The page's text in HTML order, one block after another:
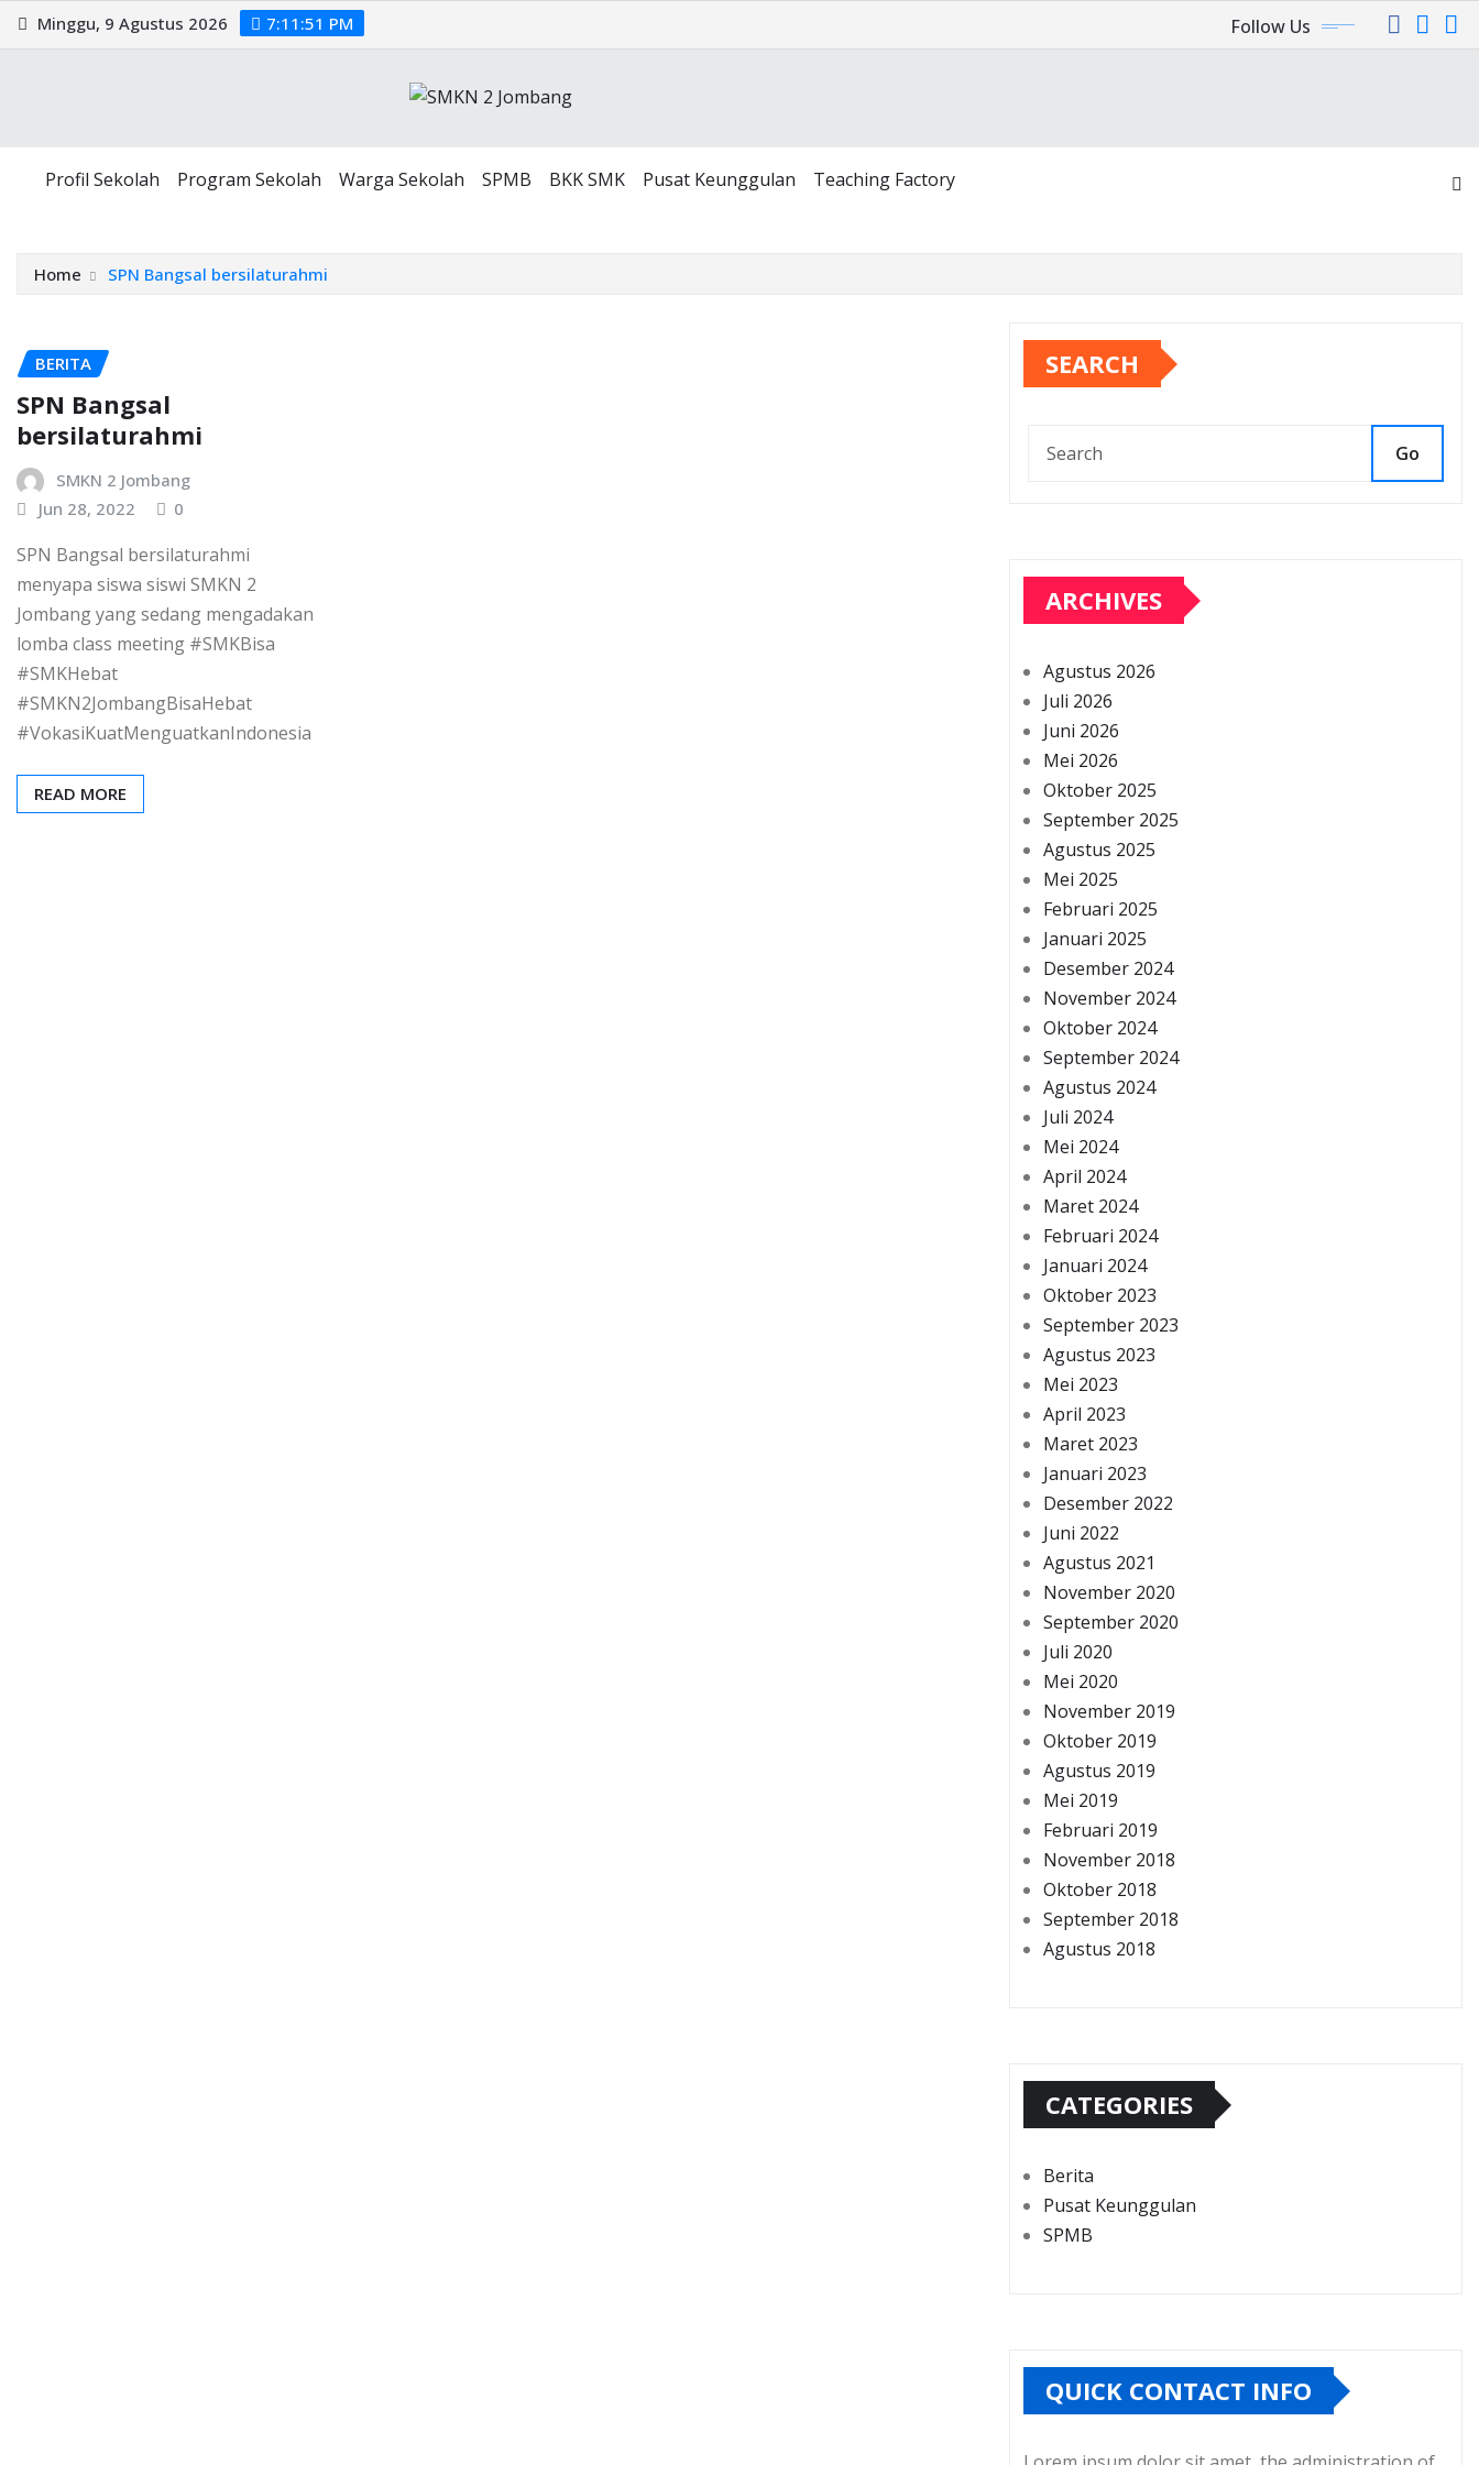
Minggu, 9 Agustus 2026 7:11:51 PM Follow Us
Profil Sekolah Program Sekolah Warga Sekolah SPMB BKK SMK Pusat Keunggulan Teaching Factory
Home SPN Bangsal bersilaturahmi
BERITA
SPN Bangsal
bersilaturahmi
SMKN 2 Jombang
Jun 28, 2022
0
SPN Bangsal bersilaturahmi
menyapa siswa siswi SMKN 2
Jombang yang sedang mengadakan
lomba class meeting #SMKBisa
#SMKHebat
#SMKN2JombangBisaHebat
#VokasiKuatMenguatkanIndonesia
READ MORE
SEARCH
Go
ARCHIVES
Agustus 2026
Juli 2026
Juni 2026
Mei 2026
Oktober 2025
September 2025
Agustus 2025
Mei 2025
Februari 2025
Januari 2025
Desember 2024
November 2024
Oktober 2024
September 2024
Agustus 2024
Juli 2024
Mei 2024
April 2024
Maret 2024
Februari 2024
Januari 2024
Oktober 2023
September 2023
Agustus 2023
Mei 2023
April 2023
Maret 2023
Januari 2023
Desember 2022
Juni 2022
Agustus 2021
November 2020
September 2020
Juli 2020
Mei 2020
November 2019
Oktober 2019
Agustus 2019
Mei 2019
Februari 2019
November 2018
Oktober 2018
September 2018
Agustus 2018
CATEGORIES
Berita
Pusat Keunggulan
SPMB
QUICK CONTACT INFO